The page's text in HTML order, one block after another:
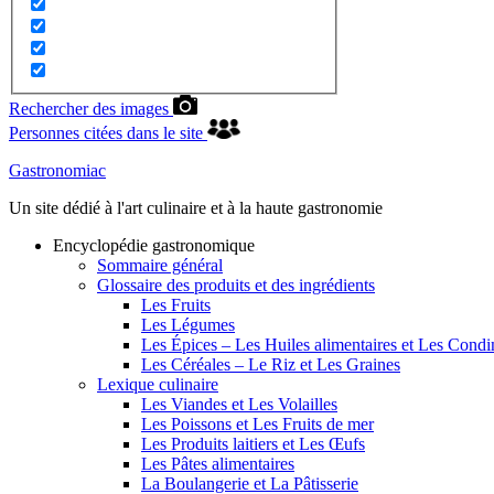
Rechercher des images
Personnes citées dans le site
Gastronomiac
Un site dédié à l'art culinaire et à la haute gastronomie
Encyclopédie gastronomique
Sommaire général
Glossaire des produits et des ingrédients
Les Fruits
Les Légumes
Les Épices – Les Huiles alimentaires et Les
Les Céréales – Le Riz et Les Graines
Lexique culinaire
Les Viandes et Les Volailles
Les Poissons et Les Fruits de mer
Les Produits laitiers et Les Œufs
Les Pâtes alimentaires
La Boulangerie et La Pâtisserie